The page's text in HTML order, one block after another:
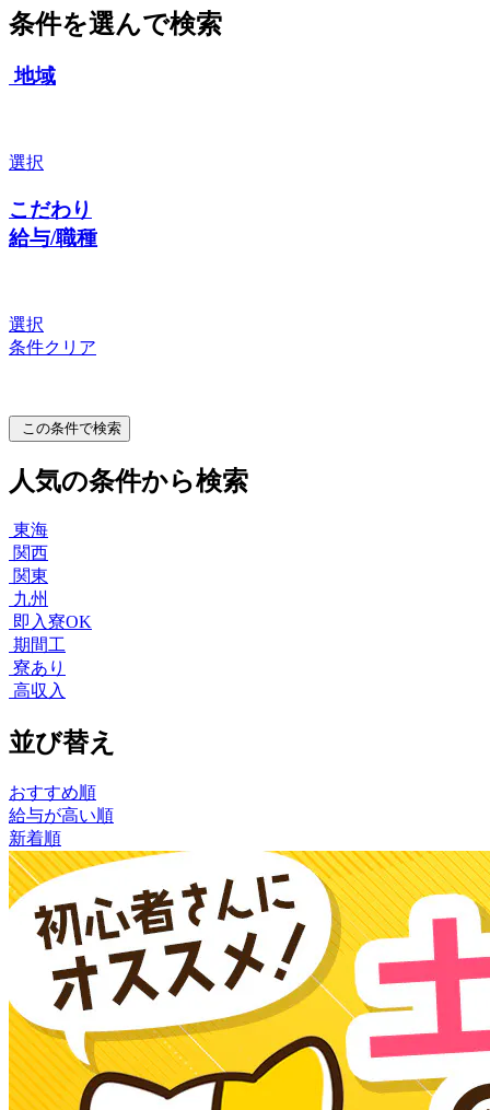
条件を選んで検索
地域
選択
こだわり
給与/職種
選択
条件クリア
この条件で検索
人気の条件から検索
東海
関西
関東
九州
即入寮OK
期間工
寮あり
高収入
並び替え
おすすめ順
給与が高い順
新着順